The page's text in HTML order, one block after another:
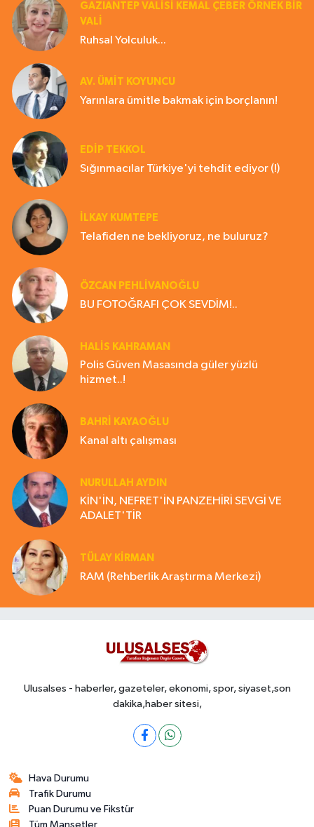
GAZIANTEP VALISI KEMAL ÇEBER ÖRNEK BİR
VALİ
Ruhsal Yolculuk...
AV. ÜMIT KOYUNCU
Yarınlara ümitle bakmak için borçlanın!
EDIP TEKKOL
Sığınmacılar Türkiye'yi tehdit ediyor (!)
İLKAY KUMTEPE
Telafiden ne bekliyoruz, ne buluruz?
ÖZCAN PEHLİVANOĞLU
BU FOTOĞRAFI ÇOK SEVDİM!..
HALIS KAHRAMAN
Polis Güven Masasında güler yüzlü
hizmet..!
BAHRI KAYAOĞLU
Kanal altı çalışması
NURULLAH AYDIN
KİN'İN, NEFRET'İN PANZEHİRİ SEVGİ VE
ADALET'TİR
TÜLAY KİRMAN
RAM (Rehberlik Araştırma Merkezi)
Ulusalses - haberler, gazeteler, ekonomi, spor, siyaset,son
dakika,haber sitesi,
Hava Durumu
Trafik Durumu
Puan Durumu ve Fikstür
Tüm Manşetler